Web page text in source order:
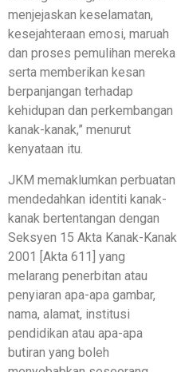
menjejaskan keselamatan,
kesejahteraan emosi, maruah
dan proses pemulihan mereka
serta memberikan kesan
berpanjangan terhadap
kehidupan dan perkembangan
kanak-kanak,” menurut
kenyataan itu.
JKM memaklumkan perbuatan
mendedahkan identiti kanak-
kanak bertentangan dengan
Seksyen 15 Akta Kanak-Kanak
2001 [Akta 611] yang
melarang penerbitan atau
penyiaran apa-apa gambar,
nama, alamat, institusi
pendidikan atau apa-apa
butiran yang boleh